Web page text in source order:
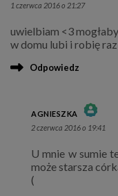
1 czerwca 2016 o 21:27
uwielbiam <3
w domu lubi i robię
Odpowiedz
AGNIESZKA
THE REAL PERSON
ANTI-SPAM BY
2 czerwca 2016 o 19:41
U mnie w sumie
może starsza
(